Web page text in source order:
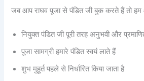
जब आप राघव पूजा से पंडित जी बुक करते हैं तो
नियुक्त पंडित जी पूरी तरह अनुभवी और
पूजा सामग्री हमारे पंडित स्वयं लाते हैं
शुभ मुहूर्त पहले से निर्धारित किया जाता है